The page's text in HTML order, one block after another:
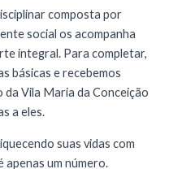
composta por
social os acompanha
integral. Para completar,
básicas e recebemos
Vila Maria da Conceição
a eles.
suas vidas com
apenas um número.